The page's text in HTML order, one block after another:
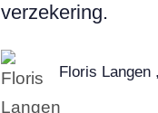
verzekering.
Floris Langen